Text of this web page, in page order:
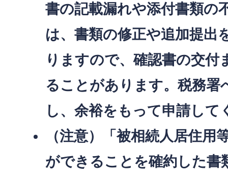
書の記載漏れや添付書類の
は、書類の修正や追加提出
りますので、確認書の交付
ることがあります。税務署
し、余裕をもって申請して
（注意）「被相続人居住用
ができることを確約した書